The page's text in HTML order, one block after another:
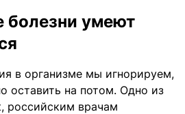
болезни умеют
в организме мы игнорируем,
оставить на потом. Одно из
российским врачам